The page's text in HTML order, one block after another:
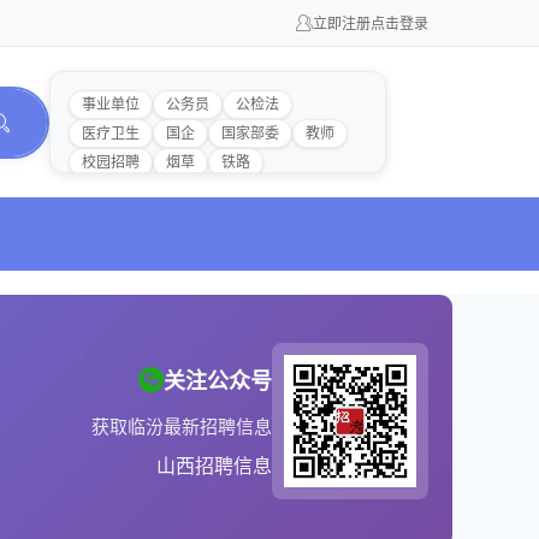
立即注册点击登录
事业单位 公务员
公检法
医疗卫生
国企 国家部委
教师
校园招聘
烟草 铁路
关注公众号
获取临汾最新招聘信息
山西招聘信息